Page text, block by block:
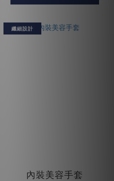
纖細設計
內裝美容手套